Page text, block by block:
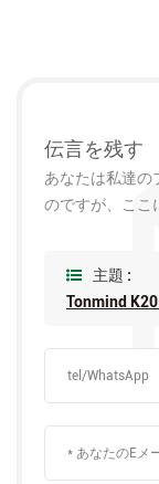
伝言を残す
あなたは私達の
のですが、ここ
主題 :
Tonmind